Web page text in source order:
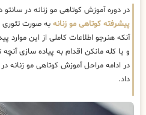
در دوره آموزش کوتاهی مو زنانه در سانتو
پیشرفته کوتاهی مو زنانه به صورت
آنکه هنرجو اطلاعات کاملی از این
و یا کله مانکن اقدام به پیاده سازی
در ادامه مراحل آموزش کوتاهی مو زنانه
داد.